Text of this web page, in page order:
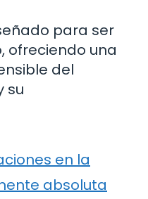
para ser
ofreciendo una
del
su
en la
absoluta